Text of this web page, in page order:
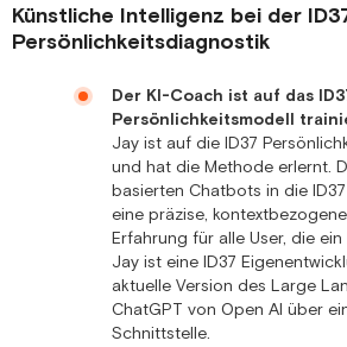
Künstliche Intelligenz bei der
Persönlichkeitsdiagnostik
Der KI-Coach ist auf das
Persönlichkeitsmodell
Jay ist auf die ID37
und hat die Methode erlernt.
basierten Chatbots in die
eine präzise,
Erfahrung für alle User, die
Jay ist eine ID37
aktuelle Version des Large
ChatGPT von Open AI über
Schnittstelle.